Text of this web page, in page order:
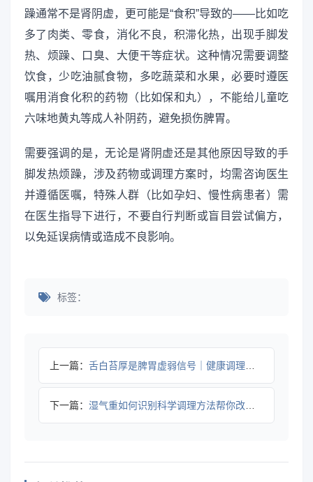
躁通常不是肾阴虚，更可能是“食积”导致的——比如吃
多了肉类、零食，消化不良，积滞化热，出现手脚发
热、烦躁、口臭、大便干等症状。这种情况需要调整
饮食，少吃油腻食物，多吃蔬菜和水果，必要时遵医
嘱用消食化积的药物（比如保和丸），不能给儿童吃
六味地黄丸等成人补阴药，避免损伤脾胃。
需要强调的是，无论是肾阴虚还是其他原因导致的手
脚发热烦躁，涉及药物或调理方案时，均需咨询医生
并遵循医嘱，特殊人群（比如孕妇、慢性病患者）需
在医生指导下进行，不要自行判断或盲目尝试偏方，
以免延误病情或造成不良影响。
标签：
上一篇： 舌白苔厚是脾胃虚弱信号｜健康调理全攻略
下一篇： 湿气重如何识别科学调理方法帮你改善全攻略